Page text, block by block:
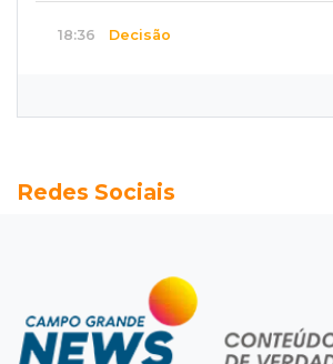
18:36 Decisão
Após chuva, despedida do
Nacional
Alerta em celulares mobiliza
Redes Sociais